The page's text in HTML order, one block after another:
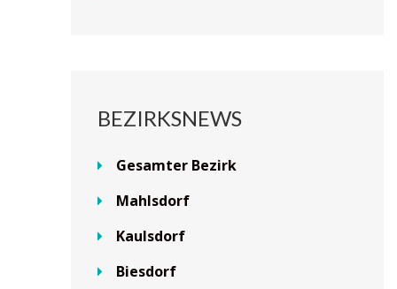
BEZIRKSNEWS
Gesamter Bezirk
Mahlsdorf
Kaulsdorf
Biesdorf